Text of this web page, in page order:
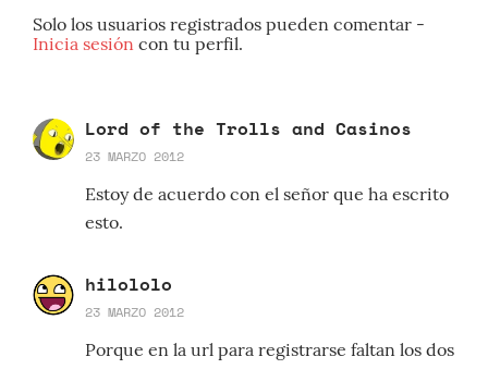
Solo los usuarios registrados pueden comentar -
Inicia sesión con tu perfil.
Lord of the Trolls and Casinos
23 MARZO 2012
Estoy de acuerdo con el señor que ha escrito
esto.
hilololo
23 MARZO 2012
Porque en la url para registrarse faltan los dos